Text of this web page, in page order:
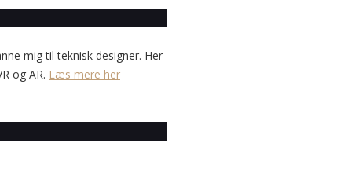
mig til teknisk designer. Her
og AR. Læs mere her